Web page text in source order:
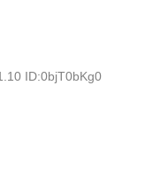
ID:0bjT0bKg0